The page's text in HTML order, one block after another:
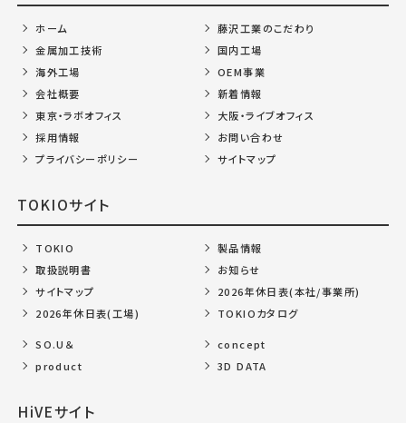
ホーム
藤沢工業のこだわり
金属加工技術
国内工場
海外工場
OEM事業
会社概要
新着情報
東京・ラボオフィス
大阪・ライブオフィス
採用情報
お問い合わせ
プライバシーポリシー
サイトマップ
TOKIOサイト
TOKIO
製品情報
取扱説明書
お知らせ
サイトマップ
2026年休日表(本社/事業所)
2026年休日表(工場)
TOKIOカタログ
SO.U＆
concept
product
3D DATA
HiVEサイト